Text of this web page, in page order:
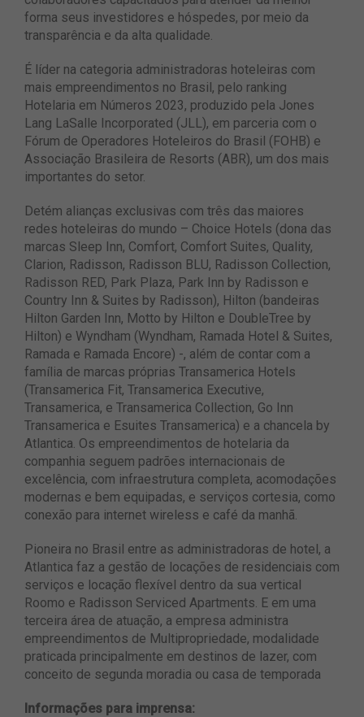
forma seus investidores e hóspedes, por meio da
transparência e da alta qualidade.
É líder na categoria administradoras hoteleiras com
mais empreendimentos no Brasil, pelo ranking
Hotelaria em Números 2023, produzido pela Jones
Lang LaSalle Incorporated (JLL), em parceria com o
Fórum de Operadores Hoteleiros do Brasil (FOHB) e
Associação Brasileira de Resorts (ABR), um dos mais
importantes do setor.
Detém alianças exclusivas com três das maiores
redes hoteleiras do mundo – Choice Hotels (dona das
marcas Sleep Inn, Comfort, Comfort Suites, Quality,
Clarion, Radisson, Radisson BLU, Radisson Collection,
Radisson RED, Park Plaza, Park Inn by Radisson e
Country Inn & Suites by Radisson), Hilton (bandeiras
Hilton Garden Inn, Motto by Hilton e DoubleTree by
Hilton) e Wyndham (Wyndham, Ramada Hotel & Suites,
Ramada e Ramada Encore) -, além de contar com a
família de marcas próprias Transamerica Hotels
(Transamerica Fit, Transamerica Executive,
Transamerica, e Transamerica Collection, Go Inn
Transamerica e Esuites Transamerica) e a chancela by
Atlantica. Os empreendimentos de hotelaria da
companhia seguem padrões internacionais de
excelência, com infraestrutura completa, acomodações
modernas e bem equipadas, e serviços cortesia, como
conexão para internet wireless e café da manhã.
Pioneira no Brasil entre as administradoras de hotel, a
Atlantica faz a gestão de locações de residenciais com
serviços e locação flexível dentro da sua vertical
Roomo e Radisson Serviced Apartments. E em uma
terceira área de atuação, a empresa administra
empreendimentos de Multipropriedade, modalidade
praticada principalmente em destinos de lazer, com
conceito de segunda moradia ou casa de temporada
Informações para imprensa: